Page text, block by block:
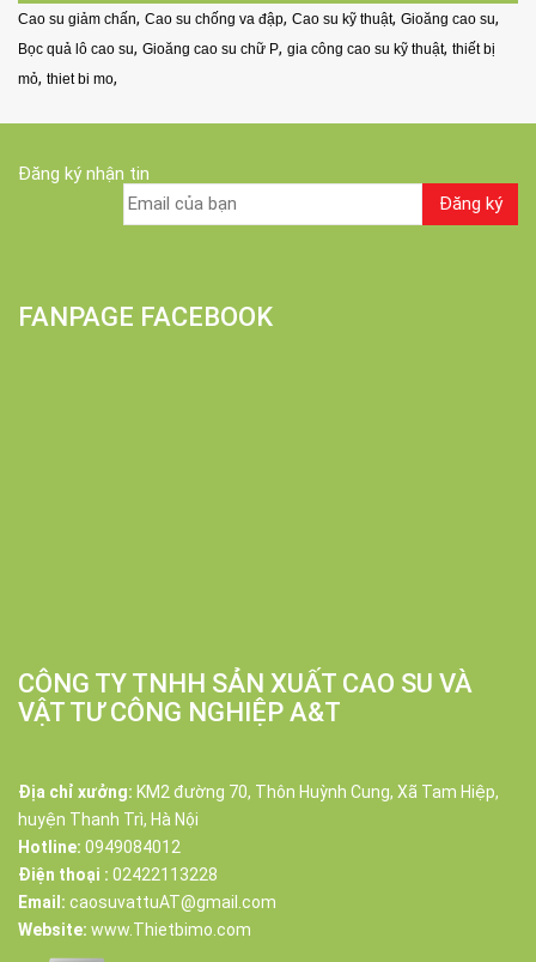
Cao su giảm chấn, Cao su chống va đập, Cao su kỹ thuật, Gioăng cao su,
Bọc quả lô cao su, Gioăng cao su chữ P, gia công cao su kỹ thuật, thiết bị
mỏ, thiet bi mo,
Đăng ký nhận tin
FANPAGE FACEBOOK
CÔNG TY TNHH SẢN XUẤT CAO SU VÀ
VẬT TƯ CÔNG NGHIỆP A&T
Địa chỉ xưởng: KM2 đường 70, Thôn Huỳnh Cung, Xã Tam Hiệp,
huyện Thanh Trì, Hà Nội
Hotline: 0949084012
Điện thoại : 02422113228
Email: caosuvattuAT@gmail.com
Website: www.Thietbimo.com